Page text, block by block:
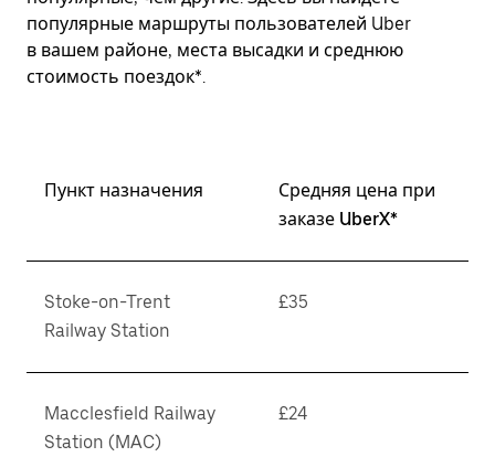
популярные маршруты пользователей Uber
в вашем районе, места высадки и среднюю
стоимость поездок*.
Пункт назначения
Средняя цена при
заказе UberX*
Stoke-on-Trent
Railway Station
£35
Macclesfield Railway
Station (MAC)
£24